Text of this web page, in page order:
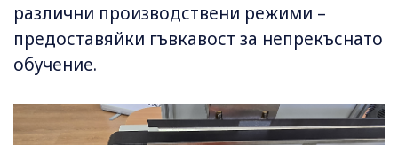
различни производствени режими –
предоставяйки гъвкавост за непрекъснато
обучение.